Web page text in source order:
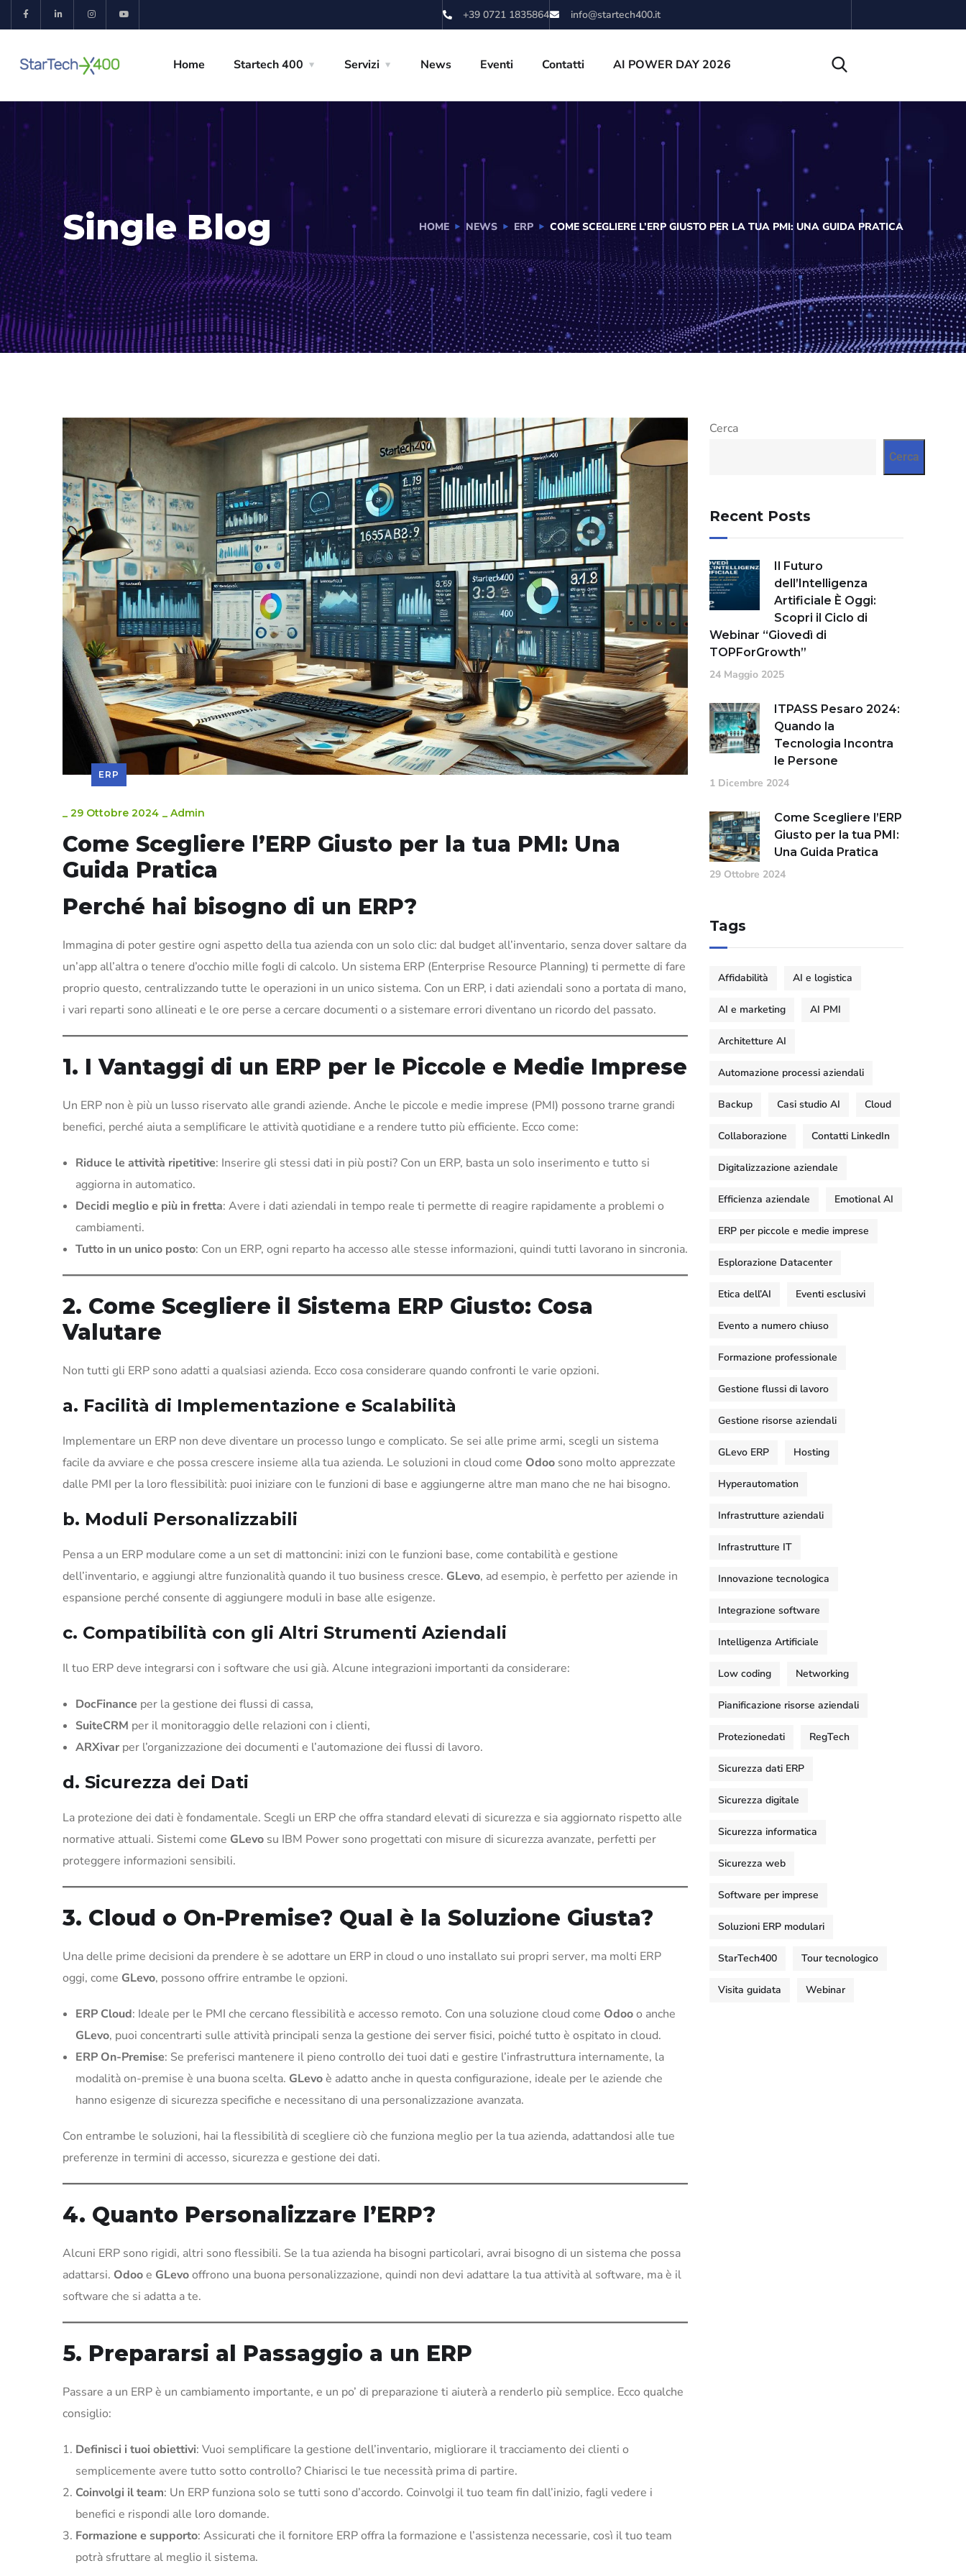
+39 0721 1835864 info@startech400.it
Home Startech 400 Servizi News Eventi Contatti AI POWER DAY 2026
Single Blog HOME NEWS ERP COME SCEGLIERE L’ERP GIUSTO PER LA TUA PMI: UNA GUIDA PRATICA
ERP
_ 29 Ottobre 2024 _ Admin
Come Scegliere l’ERP Giusto per la tua PMI: Una
Guida Pratica
Perché hai bisogno di un ERP?
Immagina di poter gestire ogni aspetto della tua azienda con un solo clic: dal budget all’inventario, senza dover saltare da
un’app all’altra o tenere d’occhio mille fogli di calcolo. Un sistema ERP (Enterprise Resource Planning) ti permette di fare
proprio questo, centralizzando tutte le operazioni in un unico sistema. Con un ERP, i dati aziendali sono a portata di mano,
i vari reparti sono allineati e le ore perse a cercare documenti o a sistemare errori diventano un ricordo del passato.
1. I Vantaggi di un ERP per le Piccole e Medie Imprese
Un ERP non è più un lusso riservato alle grandi aziende. Anche le piccole e medie imprese (PMI) possono trarne grandi
benefici, perché aiuta a semplificare le attività quotidiane e a rendere tutto più efficiente. Ecco come:
Riduce le attività ripetitive: Inserire gli stessi dati in più posti? Con un ERP, basta un solo inserimento e tutto si
aggiorna in automatico.
Decidi meglio e più in fretta: Avere i dati aziendali in tempo reale ti permette di reagire rapidamente a problemi o
cambiamenti.
Tutto in un unico posto: Con un ERP, ogni reparto ha accesso alle stesse informazioni, quindi tutti lavorano in sincronia.
2. Come Scegliere il Sistema ERP Giusto: Cosa
Valutare
Non tutti gli ERP sono adatti a qualsiasi azienda. Ecco cosa considerare quando confronti le varie opzioni.
a. Facilità di Implementazione e Scalabilità
Implementare un ERP non deve diventare un processo lungo e complicato. Se sei alle prime armi, scegli un sistema
facile da avviare e che possa crescere insieme alla tua azienda. Le soluzioni in cloud come Odoo sono molto apprezzate
dalle PMI per la loro flessibilità: puoi iniziare con le funzioni di base e aggiungerne altre man mano che ne hai bisogno.
b. Moduli Personalizzabili
Pensa a un ERP modulare come a un set di mattoncini: inizi con le funzioni base, come contabilità e gestione
dell’inventario, e aggiungi altre funzionalità quando il tuo business cresce. GLevo, ad esempio, è perfetto per aziende in
espansione perché consente di aggiungere moduli in base alle esigenze.
c. Compatibilità con gli Altri Strumenti Aziendali
Il tuo ERP deve integrarsi con i software che usi già. Alcune integrazioni importanti da considerare:
DocFinance per la gestione dei flussi di cassa,
SuiteCRM per il monitoraggio delle relazioni con i clienti,
ARXivar per l’organizzazione dei documenti e l’automazione dei flussi di lavoro.
d. Sicurezza dei Dati
La protezione dei dati è fondamentale. Scegli un ERP che offra standard elevati di sicurezza e sia aggiornato rispetto alle
normative attuali. Sistemi come GLevo su IBM Power sono progettati con misure di sicurezza avanzate, perfetti per
proteggere informazioni sensibili.
3. Cloud o On-Premise? Qual è la Soluzione Giusta?
Una delle prime decisioni da prendere è se adottare un ERP in cloud o uno installato sui propri server, ma molti ERP
oggi, come GLevo, possono offrire entrambe le opzioni.
ERP Cloud: Ideale per le PMI che cercano flessibilità e accesso remoto. Con una soluzione cloud come Odooo anche
GLevo, puoi concentrarti sulle attività principali senza la gestione dei server fisici, poiché tutto è ospitato in cloud.
ERP On-Premise: Se preferisci mantenere il pieno controllo dei tuoi dati e gestire l’infrastruttura internamente, la
modalità on-premise è una buona scelta. GLevoè adatto anche in questa configurazione, ideale per le aziende che
hanno esigenze di sicurezza specifiche e necessitano di una personalizzazione avanzata.
Con entrambe le soluzioni, hai la flessibilità di scegliere ciò che funziona meglio per la tua azienda, adattandosi alle tue
preferenze in termini di accesso, sicurezza e gestione dei dati.
4. Quanto Personalizzare l’ERP?
Alcuni ERP sono rigidi, altri sono flessibili. Se la tua azienda ha bisogni particolari, avrai bisogno di un sistema che possa
adattarsi. Odooe GLevooffrono una buona personalizzazione, quindi non devi adattare la tua attività al software, ma è il
software che si adatta a te.
5. Prepararsi al Passaggio a un ERP
Passare a un ERP è un cambiamento importante, e un po’ di preparazione ti aiuterà a renderlo più semplice. Ecco qualche
consiglio:
Definisci i tuoi obiettivi: Vuoi semplificare la gestione dell’inventario, migliorare il tracciamento dei clienti o
semplicemente avere tutto sotto controllo? Chiarisci le tue necessità prima di partire.
Coinvolgi il team: Un ERP funziona solo se tutti sono d’accordo. Coinvolgi il tuo team fin dall’inizio, fagli vedere i
benefici e rispondi alle loro domande.
Formazione e supporto: Assicurati che il fornitore ERP offra la formazione e l’assistenza necessarie, così il tuo team
potrà sfruttare al meglio il sistema.
Cerca
Cerca
Recent Posts
Il Futuro
dell’Intelligenza
Artificiale È Oggi:
Scopri il Ciclo di
Webinar “Giovedì di
TOPForGrowth”
24 Maggio 2025
ITPASS Pesaro 2024:
Quando la
Tecnologia Incontra
le Persone
1 Dicembre 2024
Come Scegliere l’ERP
Giusto per la tua PMI:
Una Guida Pratica
29 Ottobre 2024
Tags
Affidabilità AI e logistica
AI e marketing AI PMI
Architetture AI
Automazione processi aziendali
Backup Casi studio AI Cloud
Collaborazione Contatti LinkedIn
Digitalizzazione aziendale
Efficienza aziendale Emotional AI
ERP per piccole e medie imprese
Esplorazione Datacenter
Etica dell’AI Eventi esclusivi
Evento a numero chiuso
Formazione professionale
Gestione flussi di lavoro
Gestione risorse aziendali
GLevo ERP Hosting
Hyperautomation
Infrastrutture aziendali
Infrastrutture IT
Innovazione tecnologica
Integrazione software
Intelligenza Artificiale
Low coding Networking
Pianificazione risorse aziendali
Protezionedati RegTech
Sicurezza dati ERP
Sicurezza digitale
Sicurezza informatica
Sicurezza web
Software per imprese
Soluzioni ERP modulari
StarTech400 Tour tecnologico
Visita guidata Webinar